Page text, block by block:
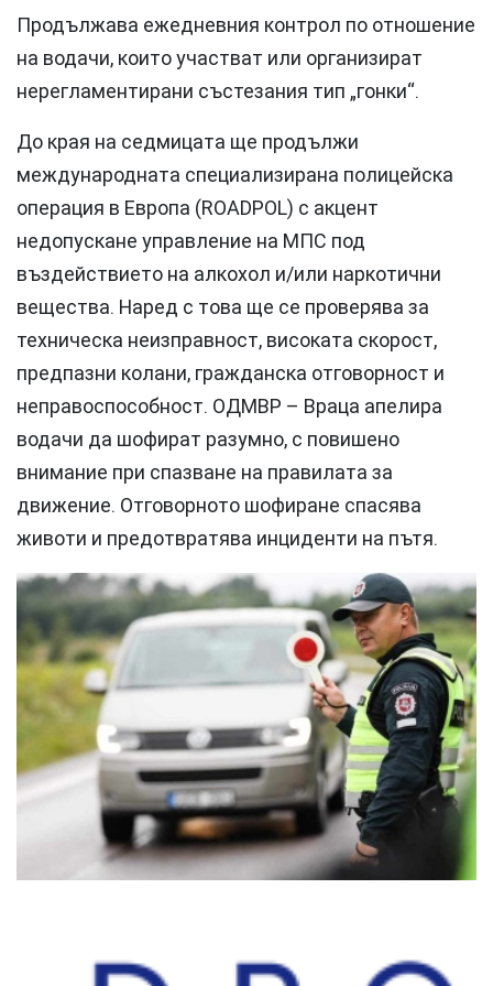
Продължава ежедневния контрол по отношение
на водачи, които участват или организират
нерегламентирани състезания тип „гонки“.
До края на седмицата ще продължи
международната специализирана полицейска
операция в Европа (ROADPOL) с акцент
недопускане управление на МПС под
въздействието на алкохол и/или наркотични
вещества. Наред с това ще се проверява за
техническа неизправност, високата скорост,
предпазни колани, гражданска отговорност и
неправоспособност. ОДМВР – Враца апелира
водачи да шофират разумно, с повишено
внимание при спазване на правилата за
движение. Отговорното шофиране спасява
животи и предотвратява инциденти на пътя.